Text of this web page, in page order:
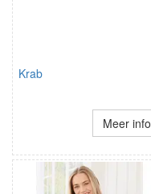
Krab
Meer info